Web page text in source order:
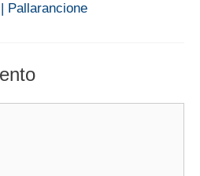
Pallarancione